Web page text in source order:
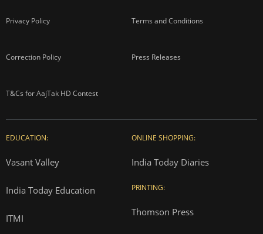
Privacy Policy Terms and Conditions
Correction Policy Press Releases
T&Cs for AajTak HD Contest
EDUCATION:
Vasant Valley
India Today Education
ITMI
ONLINE SHOPPING:
India Today Diaries
PRINTING:
Thomson Press